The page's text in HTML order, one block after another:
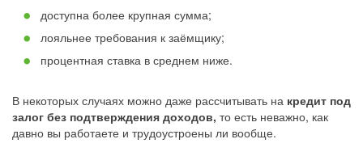
доступна более крупная сумма;
лояльнее требования к заёмщику;
процентная ставка в среднем ниже.
В некоторых случаях можно даже рассчитывать на кредит под
залог без подтверждения доходов, то есть неважно, как
давно вы работаете и трудоустроены ли вообще.